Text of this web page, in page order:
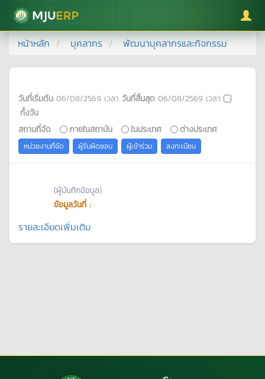
มหาวิทยาลัยแม่โจ้
หน้าหลัก บุคลากร พัฒนาบุคลากรและกิจกรรม
วันที่เริ่มต้น 06/08/2569 เวลา วันที่สิ้นสุด 06/08/2569 เวลา
ทั้งวัน
สถานที่จัด
ภายในสถาบัน ในประเทศ ต่างประเทศ
หน่วยงานที่จัด ผู้รับผิดชอบ ผู้เข้าร่วม ลงทะเบียน
(ผู้บันทึกข้อมูล)
ข้อมูลวันที่ :
รายละเอียดเพิ่มเติม